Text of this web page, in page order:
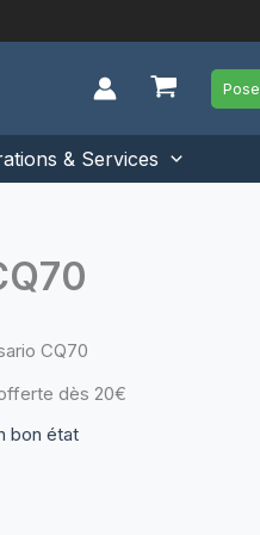
& Services
CQ70
dès 20€
bon état